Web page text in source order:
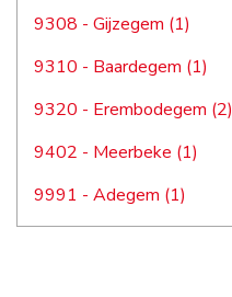
9308 - Gijzegem (1)
9310 - Baardegem (1)
9320 - Erembodegem (2)
9402 - Meerbeke (1)
9991 - Adegem (1)